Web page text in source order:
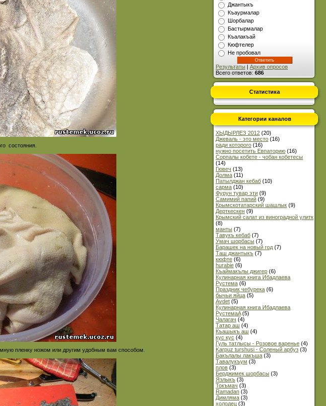
состояния.
пленку ножом или другим удобным вам способом.
Джантыкъ
Къаурмалар
Шорбалар
Бастырмалар
Къалакъай
Кюфтелер
Не пробовал
Результаты | Архив опросов
Всего ответов: 686
Статистика
Категории каналов
ХЫДЫРЛЕЗ 2012 (20)
Джеваль - это место (16)
ради которого (16)
нужно посетить Евпаторию (16)
Сорпалы кобете - чобан кобетесы
(14)
Гювеч (13)
Долма (11)
Патылджан кебаб (10)
сарма (10)
Фурун тувар эти (9)
Самимий папий (9)
Крымскотатарский шашлык (9)
Дерткескен (9)
Крымский салат из виноградной улитк
(8)
манты (7)
Тавукъ кебаб (7)
Умач шорбасы (7)
Барашек на новый год (7)
Таш джантыкъ (7)
кюфте (6)
hurabie (6)
Къаймакълы джигер (6)
Кулинарная книга Ибадлаева
Рустема (6)
Праздник чебурека (6)
бычьи яйца (5)
Avdet (5)
Кулинарная книга Ибадлаева
РустемаA(5)
Чалагач (4)
Татар аш (4)
Къашыкъ аш (4)
кус кус (4)
Гуль татлысы - Розовое варенье (4)
Karpuz turshusi - Cоленый арбуз (3)
Бакълалы лакъша (3)
Тавалукъум (3)
плов (3)
Берджимек шорбасы (3)
Язлыкъ (3)
Токъмач (3)
Ramadan (3)
Димляма (3)
холодец (3)